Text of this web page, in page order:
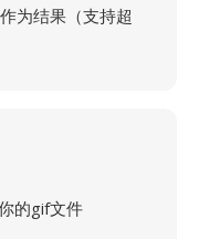
为结果（支持超
的gif文件